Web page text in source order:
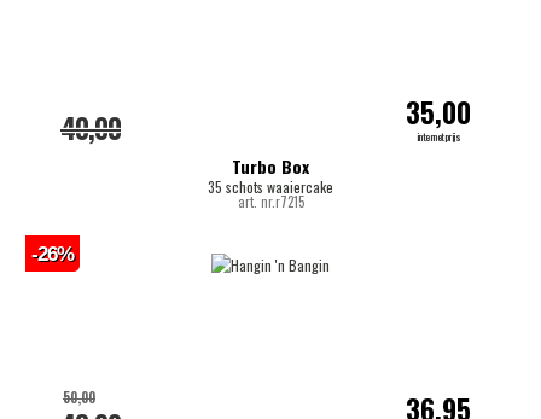
Turbo Box
35 schots waaiercake
art. nr.r7215
40,00 35,00
internetprijs
50,00 36,95
-26%